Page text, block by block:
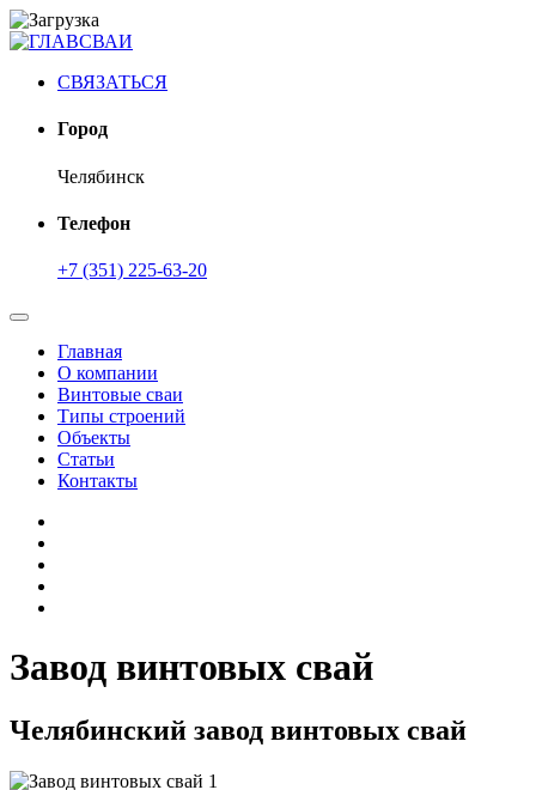
СВЯЗАТЬСЯ
Город
Челябинск
Телефон
+7 (351) 225-63-20
Главная
О компании
Винтовые сваи
Типы строений
Объекты
Статьи
Контакты
Завод винтовых свай
Челябинский завод винтовых свай